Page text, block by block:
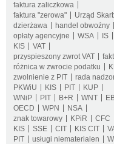
faktura zaliczkowa
faktura "zerowa"
Urząd
dzierżawa
handel obwoźny
opłaty agencyjne
WSA IS
KIS
VAT
przyspieszony zwrot VAT
różnica w zwrocie podatku
zwolnienie z PIT
rada
PKWiU
KIS PIT KUP
WNiP
PIT B+R WNT
OECD
WPN
NSA
znak towarowy
KPiR CFC
KIS
SSE CIT KIS CIT
PIT
usługi niematerialen